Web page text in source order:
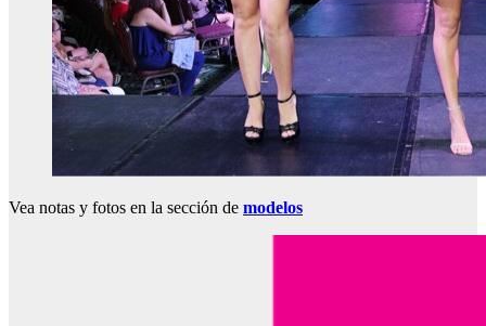
Vea notas y fotos en la sección de modelos